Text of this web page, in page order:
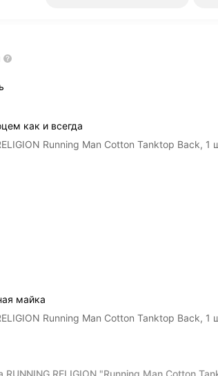
как и всегда
Running Man Cotton Tanktop Back, 1
майка
Running Man Cotton Tanktop Back, 1